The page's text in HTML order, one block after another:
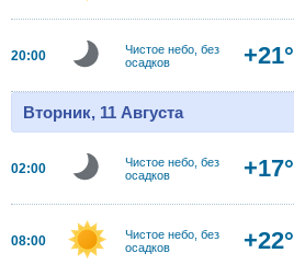
20:00
Чистое небо, без
осадков
+21°
Вторник, 11 Августа
02:00
Чистое небо, без
осадков
+17°
08:00
Чистое небо, без
осадков
+22°